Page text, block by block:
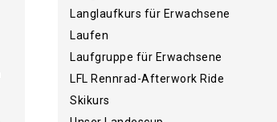
Langlaufkurs für Erwachsene
Laufen
Laufgruppe für Erwachsene
LFL Rennrad-Afterwork Ride
Skikurs